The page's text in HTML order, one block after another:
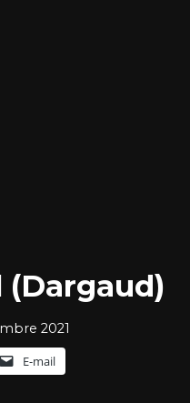
2021
E-mail